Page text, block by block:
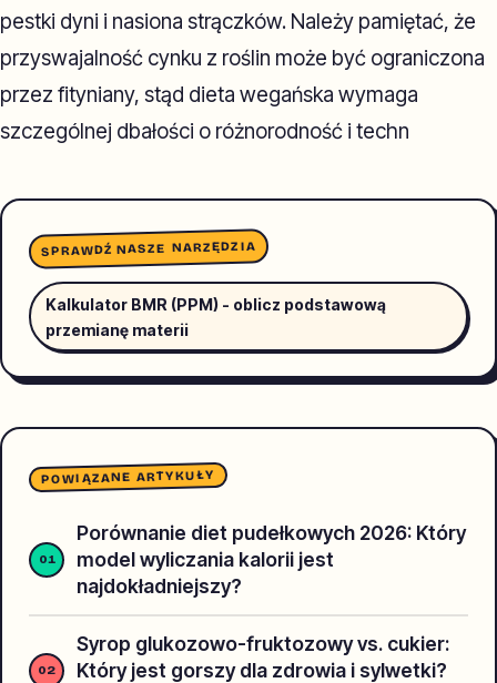
pestki dyni i nasiona strączków. Należy pamiętać, że
przyswajalność cynku z roślin może być ograniczona
przez fityniany, stąd dieta wegańska wymaga
szczególnej dbałości o różnorodność i techn
SPRAWDŹ NASZE NARZĘDZIA
Kalkulator BMR (PPM) - oblicz podstawową
przemianę materii
POWIĄZANE ARTYKUŁY
Porównanie diet pudełkowych 2026: Który
model wyliczania kalorii jest
najdokładniejszy?
Syrop glukozowo-fruktozowy vs. cukier:
Który jest gorszy dla zdrowia i sylwetki?